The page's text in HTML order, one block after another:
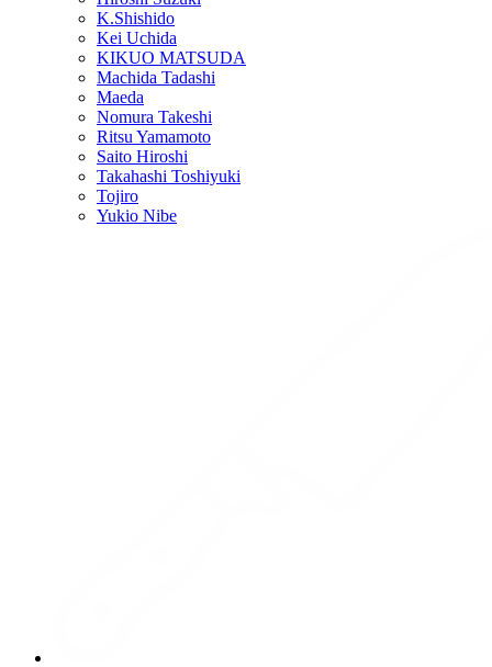
K.Shishido
Kei Uchida
KIKUO MATSUDA
Machida Tadashi
Maeda
Nomura Takeshi
Ritsu Yamamoto
Saito Hiroshi
Takahashi Toshiyuki
Tojiro
Yukio Nibe